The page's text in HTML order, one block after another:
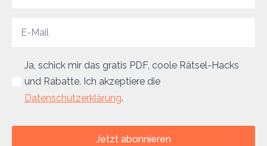
Ja, schick mir das gratis PDF, coole Rätsel-Hacks
und Rabatte. Ich akzeptiere die
Datenschutzerklärung.
Jetzt abonnieren